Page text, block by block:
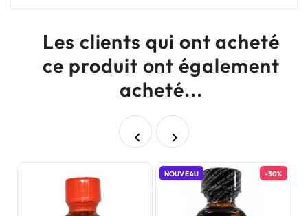
Les clients qui ont acheté
ce produit ont également
acheté...
 
NOUVEAU -30%